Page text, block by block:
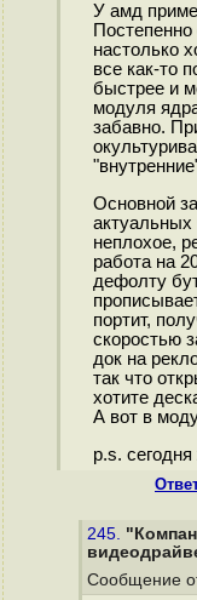
У амд
настолько
все как-то
быстрее и
модуля
забавно.
Основной
актуальных
неплохое,
работа на
дефолту
портит,
скоростью
док на
так что
хотите
А вот в
p.s.
245.
Сообщение